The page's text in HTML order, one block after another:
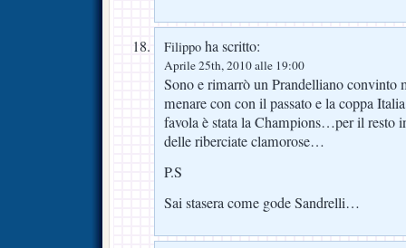
Filippo ha scritto:
Aprile 25th, 2010 alle 19:00
Sono e rimarrò un Prandelliano convinto
menare con con il passato e la coppa
favola è stata la Champions…per il resto
delle riberciate clamorose…
P.S
Sai stasera come gode Sandrelli…